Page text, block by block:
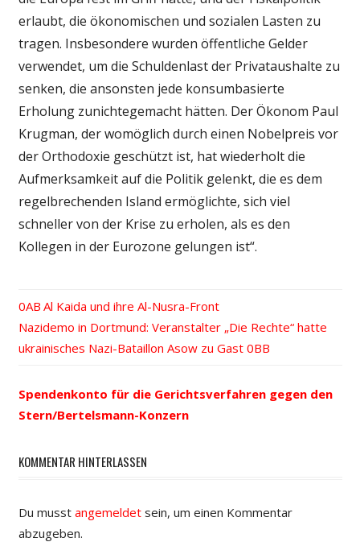
erlaubt, die ökonomischen und sozialen Lasten zu
tragen. Insbesondere wurden öffentliche Gelder
verwendet, um die Schuldenlast der Privataushalte zu
senken, die ansonsten jede konsumbasierte
Erholung zunichtegemacht hätten. Der Ökonom Paul
Krugman, der womöglich durch einen Nobelpreis vor
der Orthodoxie geschützt ist, hat wiederholt die
Aufmerksamkeit auf die Politik gelenkt, die es dem
regelbrechenden Island ermöglichte, sich viel
schneller von der Krise zu erholen, als es den
Kollegen in der Eurozone gelungen ist“.
Beitrags-
Navigation
Vorheriger
Beitrag:
Al Kaida und ihre Al-Nusra-Front
Nächster
Beitrag:
Nazidemo in Dortmund: Veranstalter „Die Rechte“ hatte
ukrainisches Nazi-Bataillon Asow zu Gast
Spendenkonto für die Gerichtsverfahren gegen den
Stern/Bertelsmann-Konzern
KOMMENTAR HINTERLASSEN
Du musst angemeldetsein, um einen Kommentar
abzugeben.